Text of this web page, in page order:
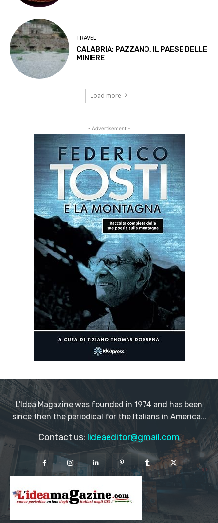
TRAVEL
CALABRIA: PAZZANO, IL PAESE DELLE
MINIERE
Load more
- Advertisement -
L'Idea Magazine was founded in 1974 and has been
since then the periodical for the Italians in America...
Contact us: lideaeditor@gmail.com